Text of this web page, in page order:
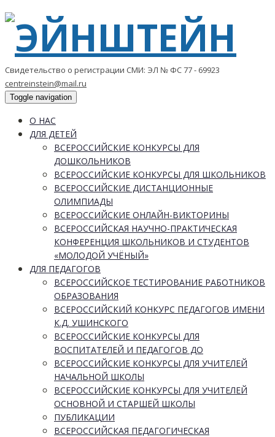
Свидетельство о регистрации СМИ: ЭЛ № ФС 77 - 69923
centreinstein@mail.ru
Toggle navigation
О НАС
ДЛЯ ДЕТЕЙ
ВСЕРОССИЙСКИЕ КОНКУРСЫ ДЛЯ
ДОШКОЛЬНИКОВ
ВСЕРОССИЙСКИЕ КОНКУРСЫ ДЛЯ ШКОЛЬНИКОВ
ВСЕРОССИЙСКИЕ ДИСТАНЦИОННЫЕ
ОЛИМПИАДЫ
ВСЕРОССИЙСКИЕ ОНЛАЙН-ВИКТОРИНЫ
ВСЕРОССИЙСКАЯ НАУЧНО-ПРАКТИЧЕСКАЯ
КОНФЕРЕНЦИЯ ШКОЛЬНИКОВ И СТУДЕНТОВ
«МОЛОДОЙ УЧЁНЫЙ»
ДЛЯ ПЕДАГОГОВ
ВСЕРОССИЙСКОЕ ТЕСТИРОВАНИЕ РАБОТНИКОВ
ОБРАЗОВАНИЯ
ВСЕРОССИЙСКИЙ КОНКУРС ПЕДАГОГОВ ИМЕНИ
К.Д. УШИНСКОГО
ВСЕРОССИЙСКИЕ КОНКУРСЫ ДЛЯ
ВОСПИТАТЕЛЕЙ И ПЕДАГОГОВ ДО
ВСЕРОССИЙСКИЕ КОНКУРСЫ ДЛЯ УЧИТЕЛЕЙ
НАЧАЛЬНОЙ ШКОЛЫ
ВСЕРОССИЙСКИЕ КОНКУРСЫ ДЛЯ УЧИТЕЛЕЙ
ОСНОВНОЙ И СТАРШЕЙ ШКОЛЫ
ПУБЛИКАЦИИ
ВСЕРОССИЙСКАЯ ПЕДАГОГИЧЕСКАЯ